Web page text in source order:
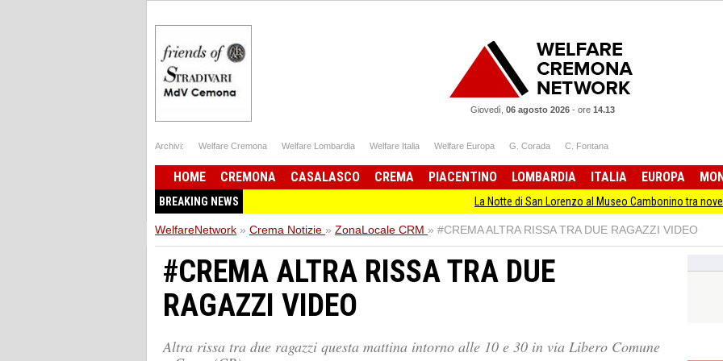
Giovedì, 06 agosto 2026- ore 14.13
Archivi: Welfare Cremona Welfare Lombardia Welfare Italia Welfare Europa G. Corada C. Fontana
HOME CREMONA CASALASCO CREMA PIACENTINO LOMBARDIA ITALIA EUROPA
BREAKING NEWS La Notte di San Lorenzo al Museo Cambonino tra novelle e
WelfareNetwork » Crema Notizie » ZonaLocale CRM » #CREMA ALTRA RISSA TRA DUE RAGAZZI VIDEO
#CREMA ALTRA RISSA TRA DUE
RAGAZZI VIDEO
Altra rissa tra due ragazzi questa mattina intorno alle 10 e 30 in via Libero Comune